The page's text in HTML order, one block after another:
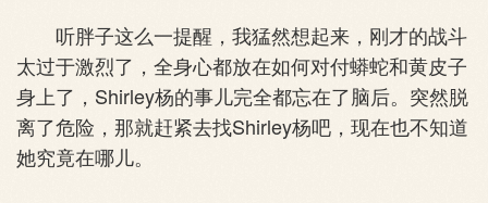
听胖子这么一提醒，我猛然想起来，刚才的战斗
太过于激烈了，全身心都放在如何对付蟒蛇和黄皮子
身上了，Shirley杨的事儿完全都忘在了脑后。突然脱
离了危险，那就赶紧去找Shirley杨吧，现在也不知道
她究竟在哪儿。